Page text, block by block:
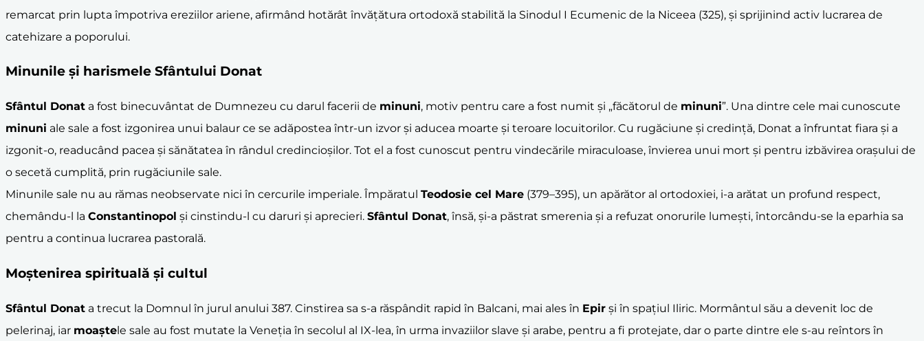
remarcat prin lupta împotriva ereziilor ariene, afirmând hotărât învățătura ortodoxă stabilită la Sinodul I Ecumenic de la Niceea (325), și sprijinind activ lucrarea de
catehizare a poporului.
Minunile și harismele Sfântului Donat
Sfântul Donat a fost binecuvântat de Dumnezeu cu darul facerii de minuni, motiv pentru care a fost numit și „făcătorul de minuni”. Una dintre cele mai cunoscute
minuni ale sale a fost izgonirea unui balaur ce se adăpostea într-un izvor și aducea moarte și teroare locuitorilor. Cu rugăciune și credință, Donat a înfruntat fiara și a
izgonit-o, readucând pacea și sănătatea în rândul credincioșilor. Tot el a fost cunoscut pentru vindecările miraculoase, învierea unui mort și pentru izbăvirea orașului de
o secetă cumplită, prin rugăciunile sale.
Minunile sale nu au rămas neobservate nici în cercurile imperiale. Împăratul Teodosie cel Mare (379–395), un apărător al ortodoxiei, i-a arătat un profund respect,
chemându-l la Constantinopol și cinstindu-l cu daruri și aprecieri. Sfântul Donat, însă, și-a păstrat smerenia și a refuzat onorurile lumești, întorcându-se la eparhia sa
pentru a continua lucrarea pastorală.
Moștenirea spirituală și cultul
Sfântul Donat a trecut la Domnul în jurul anului 387. Cinstirea sa s-a răspândit rapid în Balcani, mai ales în Epir și în spațiul Iliric. Mormântul său a devenit loc de
pelerinaj, iar moaștele sale au fost mutate la Veneția în secolul al IX-lea, în urma invaziilor slave și arabe, pentru a fi protejate, dar o parte dintre ele s-au reîntors în